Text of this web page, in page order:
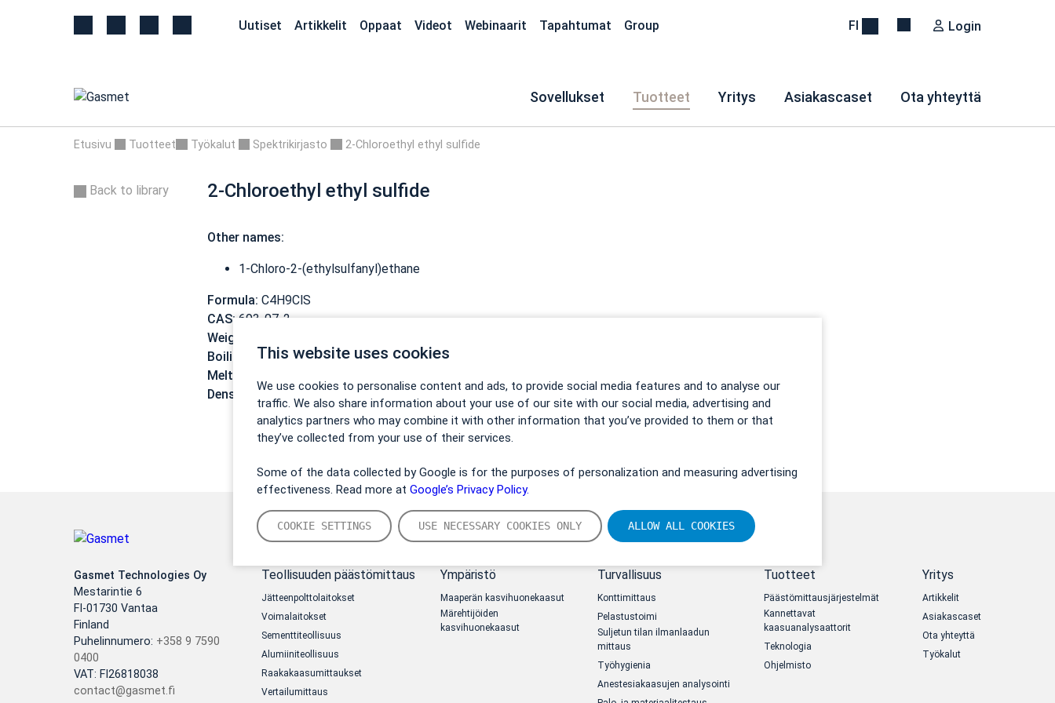
This website uses cookies
We use cookies to personalise content and ads, to provide social media features and to analyse our
traffic. We also share information about your use of our site with our social media, advertising and
analytics partners who may combine it with other information that you’ve provided to them or that
they’ve collected from your use of their services.
Some of the data collected by Google is for the purposes of personalization and measuring advertising
effectiveness. Read more at Google’s Privacy Policy.
COOKIE SETTINGS USE NECESSARY COOKIES ONLY ALLOW ALL COOKIES
Uutiset Artikkelit Oppaat Videot Webinaarit Tapahtumat Group FI Login
Sovellukset Tuotteet Yritys Asiakascaset Ota yhteyttä
Etusivu Tuotteet Työkalut Spektrikirjasto 2-Chloroethyl ethyl sulfide
Back to library 2-Chloroethyl ethyl sulfide
Other names:
1-Chloro-2-(ethylsulfanyl)ethane
Formula: C4H9ClS
CAS: 693-07-2
Weight:
Boiling point:156 °C
Melting point:
Density:
1,0663 g/cm3
Gasmet Technologies Oy
Mestarintie 6
FI-01730 Vantaa
Finland
Puhelinnumero: +358 9 7590
0400
VAT: FI26818038
contact@gasmet.fi
Teollisuuden päästömittaus
Jätteenpolttolaitokset
Voimalaitokset
Sementtiteollisuus
Alumiiniteollisuus
Raakakaasumittaukset
Vertailumittaus
Ympäristö
Maaperän kasvihuonekaasut
Märehtijöiden
kasvihuonekaasut
Turvallisuus
Konttimittaus
Pelastustoimi
Suljetun tilan ilmanlaadun
mittaus
Työhygienia
Anestesiakaasujen analysointi
Tuotteet
Päästömittausjärjestelmät
Kannettavat
kaasuanalysaattorit
Teknologia
Ohjelmisto
Yritys
Artikkelit
Asiakascaset
Ota yhteyttä
Työkalut